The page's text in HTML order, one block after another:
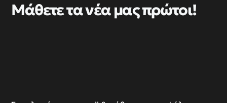
Μάθετε τα νέα μας πρώτοι!